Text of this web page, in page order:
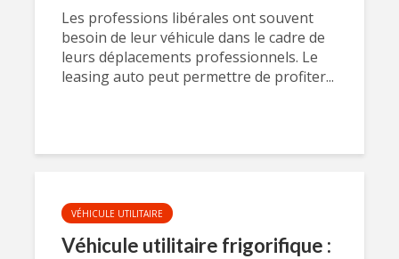
Les professions libérales ont souvent
besoin de leur véhicule dans le cadre de
leurs déplacements professionnels. Le
leasing auto peut permettre de profiter...
VÉHICULE UTILITAIRE
Véhicule utilitaire frigorifique :